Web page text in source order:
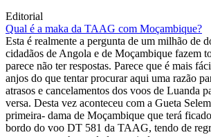
Editorial
Qual é a maka da TAAG com Moçambique?
Esta é realmente a pergunta de um milhão de
cidadãos de Angola e de Moçambique fazem
parece não ter respostas. Parece que é mais
anjos do que tentar procurar aqui uma razão
atrasos e cancelamentos dos voos de Luanda
versa. Desta vez aconteceu com a Gueta
primeira- dama de Moçambique que terá
bordo do voo DT 581 da TAAG, tendo de